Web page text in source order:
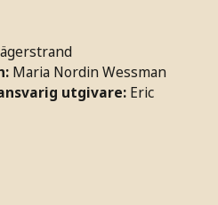
Maria Nordin Wessman
utgivare: Eric